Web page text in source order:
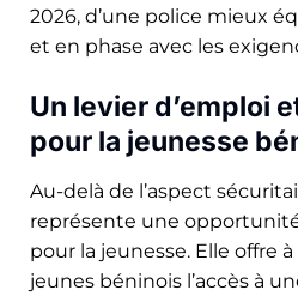
2026, d’une police mieux
et en phase avec les
Un levier d’emploi
pour la jeunesse
Au-delà de l’aspect
représente une
pour la jeunesse. Elle offre
jeunes béninois l’accès à